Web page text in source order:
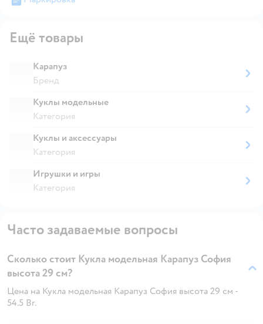
Ещё товары
Карапуз
Бренд
Куклы модельные
Категория
Куклы и аксессуары
Категория
Игрушки и игры
Категория
Часто задаваемые вопросы
Сколько стоит Кукла модельная Карапуз София
высота 29 см?
Цена на Кукла модельная Карапуз София высота 29 см -
54.5 Br.